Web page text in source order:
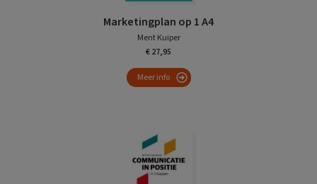
Marketingplan op 1 A4
Ment Kuiper
€ 27,95
Meer info